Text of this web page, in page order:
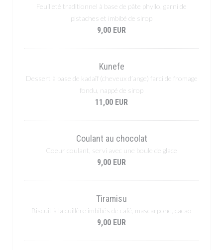
Feuilleté traditionnel à base de pâte phyllo, garni de
pistaches et imbibé de sirop
9,00 EUR
Kunefe
Dessert à base de kadaïf (cheveux d’ange) farci de fromage
fondu, nappé de sirop
11,00 EUR
Coulant au chocolat
Coeur coulant, servi avec une boule de glace
9,00 EUR
Tiramisu
Biscuit à la cuillère imbibés de café, mascarpone, cacao
9,00 EUR